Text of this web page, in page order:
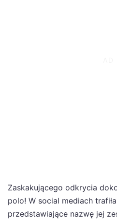
Zaskakującego odkrycia
polo! W social mediach
przedstawiające nazwę jej